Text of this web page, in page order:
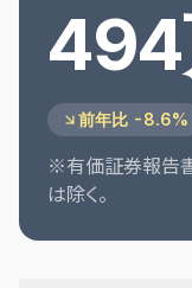
494
前年比 -8.6%
※有価証券報告書
は除く。